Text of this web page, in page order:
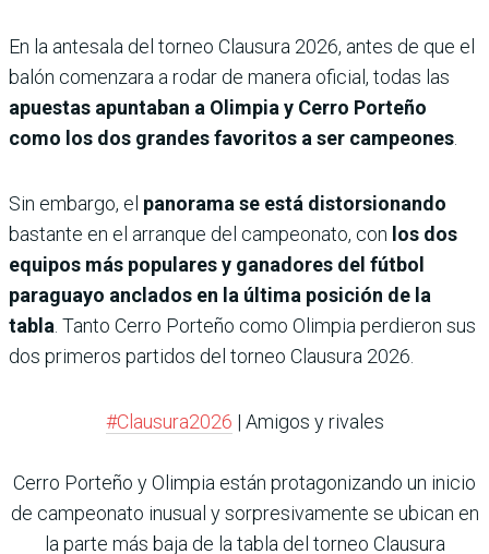
En la antesala del torneo Clausura 2026, antes de que el
balón comenzara a rodar de manera oficial, todas las
apuestas apuntaban a Olimpia y Cerro Porteño
como los dos grandes favoritos a ser campeones
Sin embargo, el panorama se está distorsionando
bastante en el arranque del campeonato, con los dos
equipos más populares y ganadores del fútbol
paraguayo anclados en la última posición de la
tabla . Tanto Cerro Porteño como Olimpia perdieron sus
dos primeros partidos del torneo Clausura 2026.
#Clausura2026 | Amigos y rivales
Cerro Porteño y Olimpia están protagonizando un inicio
de campeonato inusual y sorpresivamente se ubican en
la parte más baja de la tabla del torneo Clausura